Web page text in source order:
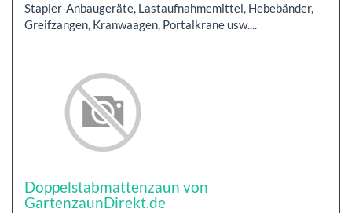
Stapler-Anbaugeräte, Lastaufnahmemittel, Hebebänder,
Greifzangen, Kranwaagen, Portalkrane usw....
Doppelstabmattenzaun von
GartenzaunDirekt.de